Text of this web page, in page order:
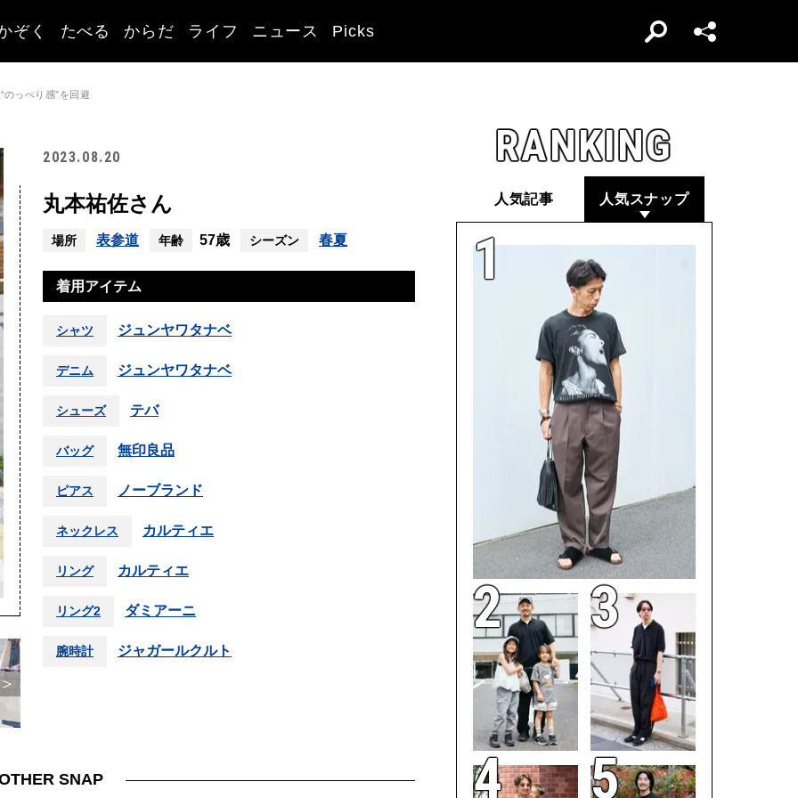
ぞく たべる からだ ライフ ニュース Picks
のっぺり感”を回避
2023.08.20
丸本祐佐さん
場所 表参道 年齢 57歳 シーズン 春夏
着用アイテム
シャツ ジュンヤワタナベ
デニム ジュンヤワタナベ
シューズ テバ
バッグ 無印良品
ピアス ノーブランド
ネックレス カルティエ
リング カルティエ
リング2 ダミアーニ
腕時計 ジャガールクルト
SNAP
RANKING
人気記事 人気スナップ